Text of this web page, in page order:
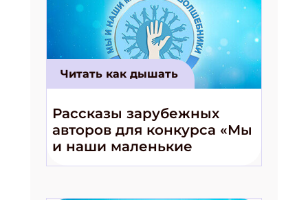
Читать как дышать
Рассказы зарубежных
авторов для конкурса «Мы
и наши маленькие
волшебники!»